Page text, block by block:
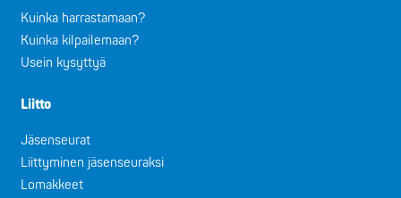
Kuinka harrastamaan?
Kuinka kilpailemaan?
Usein kysyttyä
Liitto
Jäsenseurat
Liittyminen jäsenseuraksi
Lomakkeet